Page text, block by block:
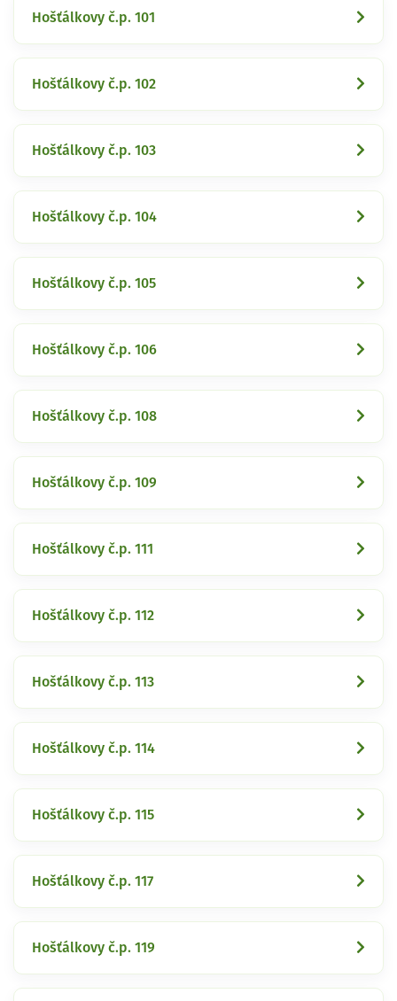
Hošťálkovy č.p. 101
Hošťálkovy č.p. 102
Hošťálkovy č.p. 103
Hošťálkovy č.p. 104
Hošťálkovy č.p. 105
Hošťálkovy č.p. 106
Hošťálkovy č.p. 108
Hošťálkovy č.p. 109
Hošťálkovy č.p. 111
Hošťálkovy č.p. 112
Hošťálkovy č.p. 113
Hošťálkovy č.p. 114
Hošťálkovy č.p. 115
Hošťálkovy č.p. 117
Hošťálkovy č.p. 119